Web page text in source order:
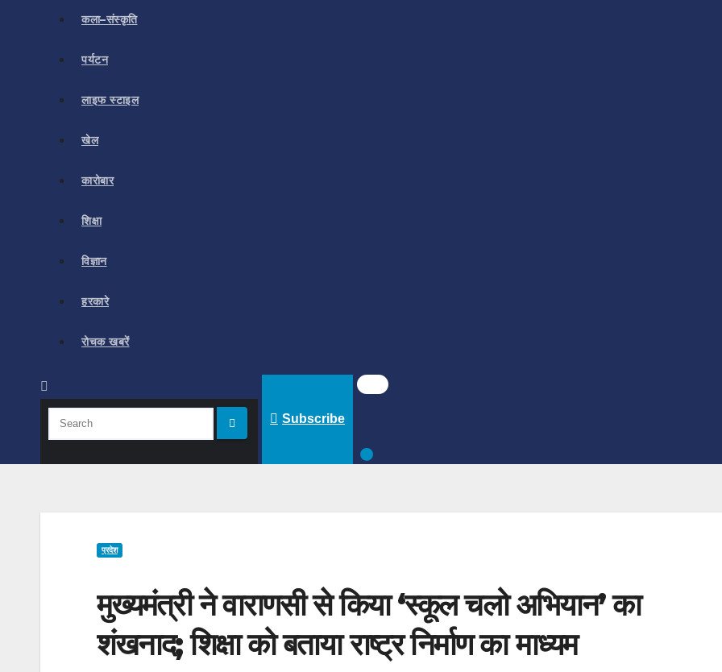
कला–संस्कृति
पर्यटन
लाइफ स्टाइल
खेल
कारोबार
शिक्षा
विज्ञान
हरकारे
रोचक खबरें
Subscribe
प्रदेश
मुख्यमंत्री ने वाराणसी से किया ‘स्कूल चलो अभियान’ का
शंखनाद; शिक्षा को बताया राष्ट्र निर्माण का माध्यम